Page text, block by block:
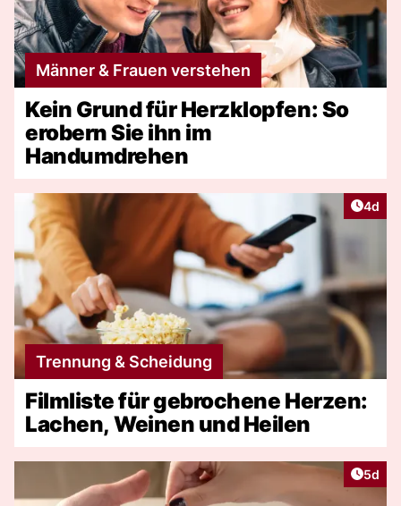
Männer & Frauen verstehen
Kein Grund für Herzklopfen: So
erobern Sie ihn im
Handumdrehen
4d
Trennung & Scheidung
Filmliste für gebrochene Herzen:
Lachen, Weinen und Heilen
5d